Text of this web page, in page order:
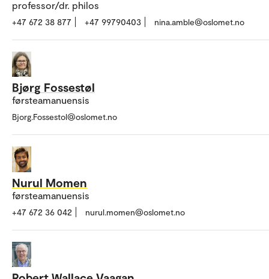
professor/dr. philos
+47 672 38 877 +47 99790403 nina.amble@oslomet.no
Bjørg Fossestøl
førsteamanuensis
Bjorg.Fossestol@oslomet.no
Nurul Momen
førsteamanuensis
+47 672 36 042 nurul.momen@oslomet.no